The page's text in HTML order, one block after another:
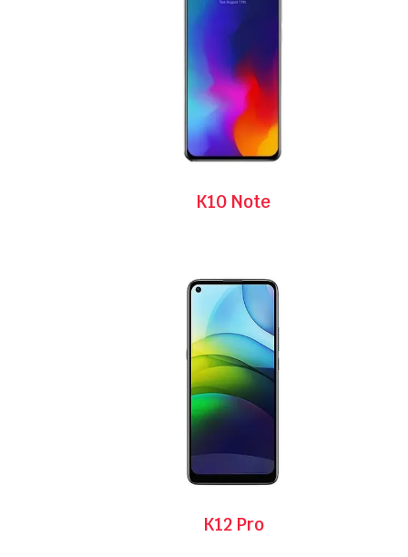
K10 Note
K12 Pro